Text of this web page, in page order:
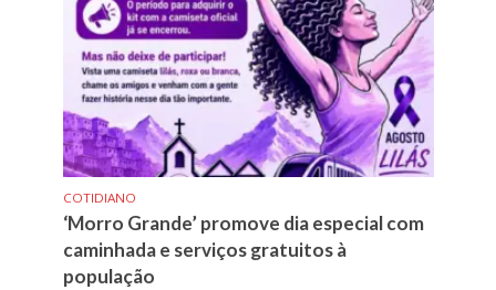
COTIDIANO
‘Morro Grande’ promove dia especial com
caminhada e serviços gratuitos à
população